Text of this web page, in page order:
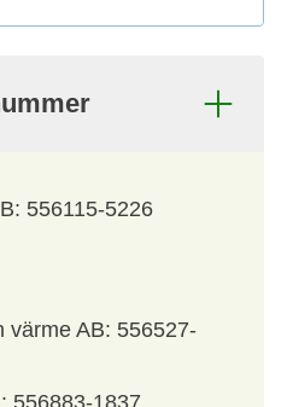
556115-5226
värme AB: 556527-
556883-1837